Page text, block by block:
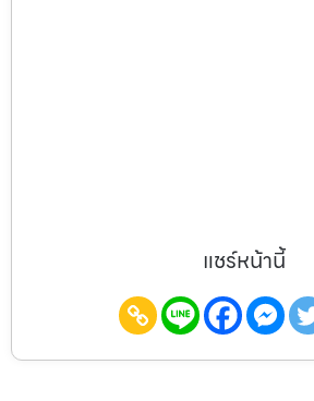
แชร์หน้านี้